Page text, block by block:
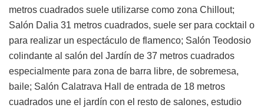
metros cuadrados suele utilizarse como zona Chillout;
Salón Dalia 31 metros cuadrados, suele ser para cocktail o
para realizar un espectáculo de flamenco; Salón Teodosio
colindante al salón del Jardín de 37 metros cuadrados
especialmente para zona de barra libre, de sobremesa,
baile; Salón Calatrava Hall de entrada de 18 metros
cuadrados une el jardín con el resto de salones, estudio